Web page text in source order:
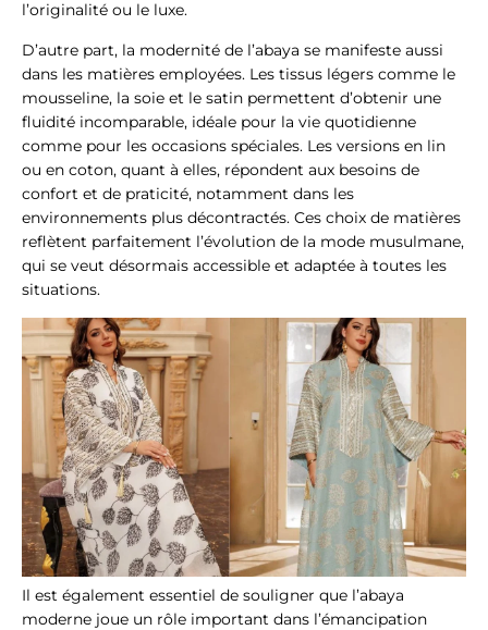
l’originalité ou le luxe.
D’autre part, la modernité de l’abaya se manifeste aussi
dans les matières employées. Les tissus légers comme le
mousseline, la soie et le satin permettent d’obtenir une
fluidité incomparable, idéale pour la vie quotidienne
comme pour les occasions spéciales. Les versions en lin
ou en coton, quant à elles, répondent aux besoins de
confort et de praticité, notamment dans les
environnements plus décontractés. Ces choix de matières
reflètent parfaitement l’évolution de la mode musulmane,
qui se veut désormais accessible et adaptée à toutes les
situations.
Il est également essentiel de souligner que l’abaya
moderne joue un rôle important dans l’émancipation